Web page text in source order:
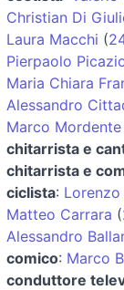
Christian Di
Laura Macchi (
Pierpaolo
Maria Chiara
Alessandro
Marco Mordente
chitarrista e
chitarrista e
ciclista: Lorenzo
Matteo Carrara (
Alessandro
comico: Marco
conduttore